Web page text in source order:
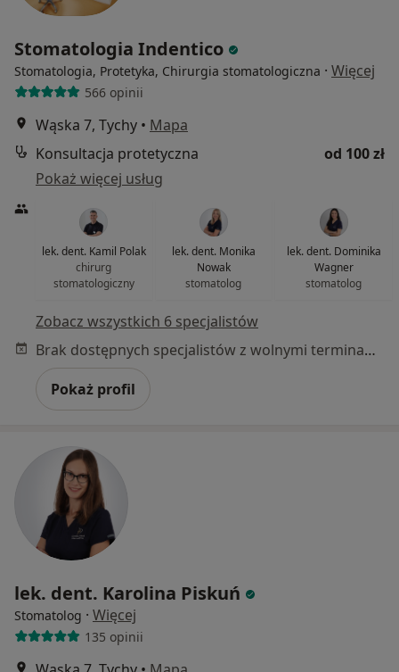
Stomatologia Indentico
Stomatologia, Protetyka, Chirurgia stomatologiczna · Więcej
566 opinii
Wąska 7, Tychy • Mapa
Konsultacja protetyczna
od 100 zł
Pokaż więcej usług
lek. dent. Kamil Polak
chirurg
stomatologiczny
lek. dent. Monika
Nowak
stomatolog
lek. dent. Dominika
Wagner
stomatolog
Zobacz wszystkich 6 specjalistów
Brak dostępnych specjalistów z wolnymi terminami w tym centrum medycznym.
Pokaż profil
lek. dent. Karolina Piskuń
Stomatolog · Więcej
135 opinii